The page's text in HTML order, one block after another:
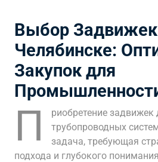
Выбор
Челябинске:
Закупок для
П
риобретение
трубопроводных
задача, требующая
подхода и глубокого